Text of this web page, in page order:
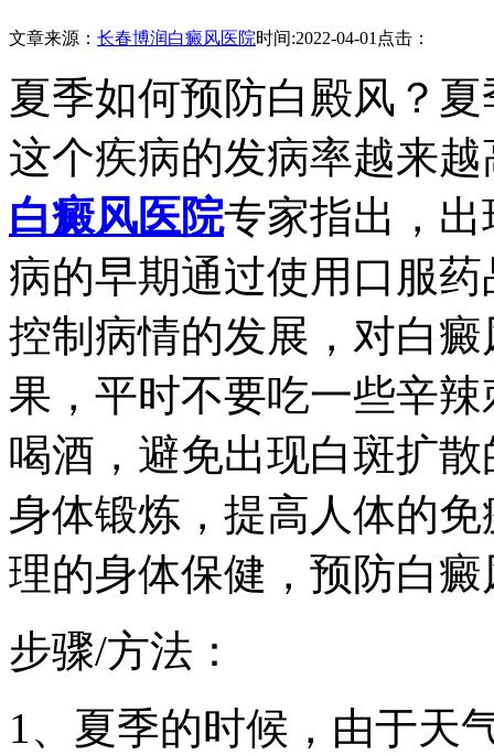
文章来源： 长春博润白癜风医院时间:2022-04-01 点击：
夏季如何预防白殿风？
这个疾病的发病率越来
白癜风医院专家指出，
病的早期通过使用口服
控制病情的发展，对白
果，平时不要吃一些辛
喝酒，避免出现白斑扩
身体锻炼，提高人体的
理的身体保健，预防白癜
步骤/方法：
1、夏季的时候，由于天